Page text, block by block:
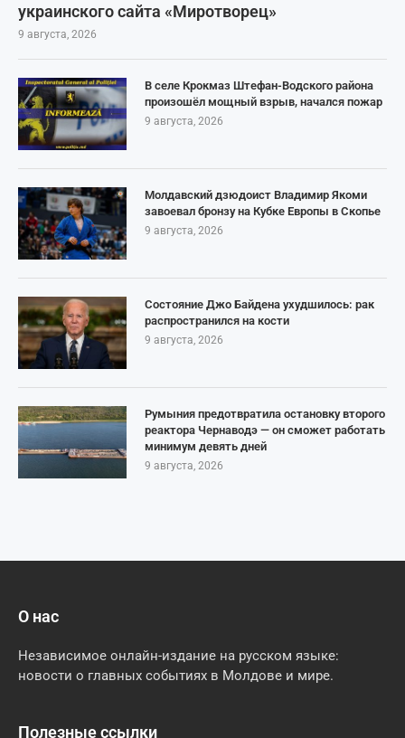
украинского сайта «Миротворец»
9 августа, 2026
В селе Крокмаз Штефан-Водского района
произошёл мощный взрыв, начался пожар
9 августа, 2026
Молдавский дзюдоист Владимир Якоми
завоевал бронзу на Кубке Европы в Скопье
9 августа, 2026
Состояние Джо Байдена ухудшилось: рак
распространился на кости
9 августа, 2026
Румыния предотвратила остановку второго
реактора Чернаводэ — он сможет работать
минимум девять дней
9 августа, 2026
О нас
Независимое онлайн-издание на русском языке:
новости о главных событиях в Молдове и мире.
Полезные ссылки